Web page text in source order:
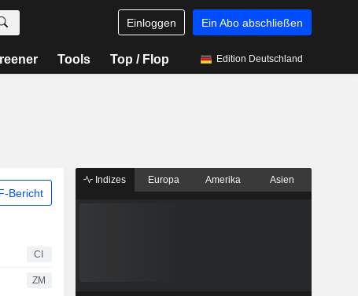
Einloggen Ein Abo abschließen
Tools Top / Flop Edition Deutschland
Bericht
CI
ZM
Indizes Europa Amerika Asien